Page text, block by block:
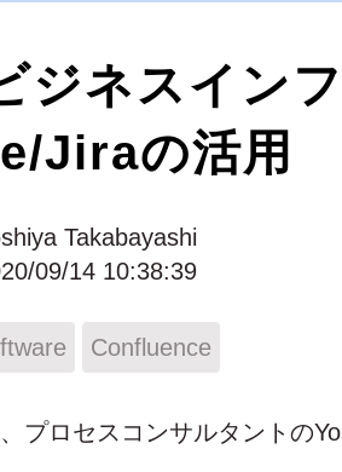
ジネスイン
Jiraの活用
Takabayashi
09/14 10:38:39
Confluence
プロセスコンサルタントの